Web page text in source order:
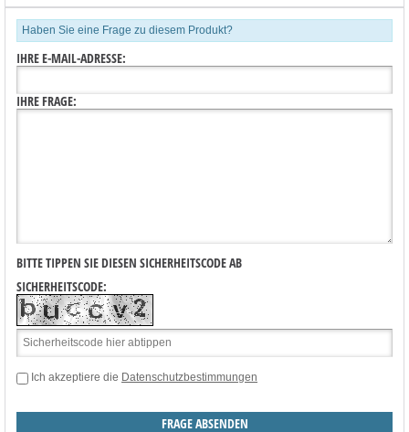
Haben Sie eine Frage zu diesem Produkt?
IHRE E-MAIL-ADRESSE:
IHRE FRAGE:
BITTE TIPPEN SIE DIESEN SICHERHEITSCODE AB
SICHERHEITSCODE:
Ich akzeptiere die Datenschutzbestimmungen